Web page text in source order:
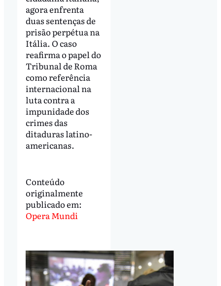
agora enfrenta
duas sentenças de
prisão perpétua na
Itália. O caso
reafirma o papel do
Tribunal de Roma
como referência
internacional na
luta contra a
impunidade dos
crimes das
ditaduras latino-
americanas.
Conteúdo
originalmente
publicado em:
Opera Mundi